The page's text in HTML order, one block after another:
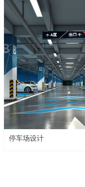
停车场设计